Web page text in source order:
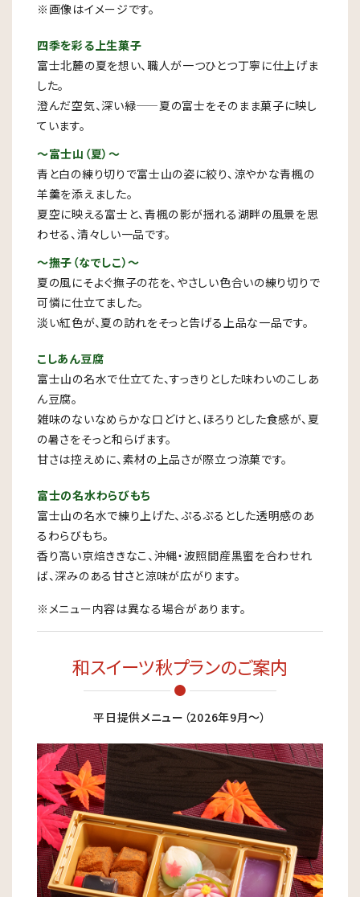
※画像はイメージです。
四季を彩る上生菓子
富士北麓の夏を想い、職人が一つひとつ丁寧に仕上げま
した。
澄んだ空気、深い緑——夏の富士をそのまま菓子に映し
ています。
～富士山（夏）～
青と白の練り切りで富士山の姿に絞り、涼やかな青楓の
羊羹を添えました。
夏空に映える富士と、青楓の影が揺れる湖畔の風景を思
わせる、清々しい一品です。
～撫子（なでしこ）～
夏の風にそよぐ撫子の花を、やさしい色合いの練り切りで
可憐に仕立てました。
淡い紅色が、夏の訪れをそっと告げる上品な一品です。
こしあん豆腐
富士山の名水で仕立てた、すっきりとした味わいのこしあ
ん豆腐。
雑味のないなめらかな口どけと、ほろりとした食感が、夏
の暑さをそっと和らげます。
甘さは控えめに、素材の上品さが際立つ涼菓です。
富士の名水わらびもち
富士山の名水で練り上げた、ぷるぷるとした透明感のあ
るわらびもち。
香り高い京焙ききなこ、沖縄・波照間産黒蜜を合わせれ
ば、深みのある甘さと涼味が広がります。
※メニュー内容は異なる場合があります。
和スイーツ秋プランのご案内
平日提供メニュー（2026年9月〜）